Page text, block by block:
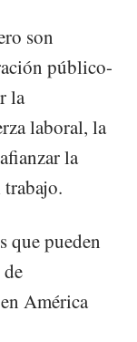
son
público-
la
laboral, la
la
que pueden
América